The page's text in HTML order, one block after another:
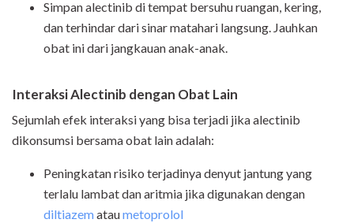
Simpan alectinib di tempat bersuhu ruangan, kering,
dan terhindar dari sinar matahari langsung. Jauhkan
obat ini dari jangkauan anak-anak.
Interaksi Alectinib dengan Obat Lain
Sejumlah efek interaksi yang bisa terjadi jika alectinib
dikonsumsi bersama obat lain adalah:
Peningkatan risiko terjadinya denyut jantung yang
terlalu lambat dan aritmia jika digunakan dengan
diltiazemataumetoprolol